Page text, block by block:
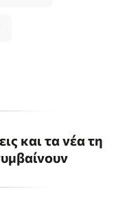
και τα νέα τη